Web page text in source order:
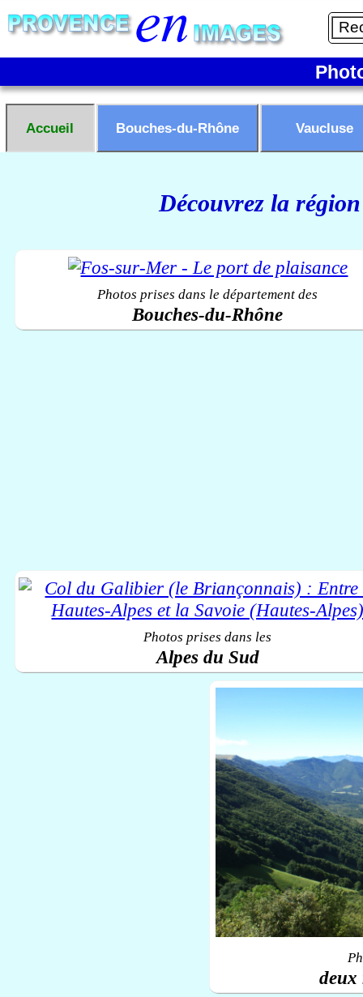
Accueil Bouches-du-Rhône Vaucluse
Découvrez la
Photos prises dans le département des
Bouches-du-Rhône
Photos prises dans les
Alpes du Sud
deux